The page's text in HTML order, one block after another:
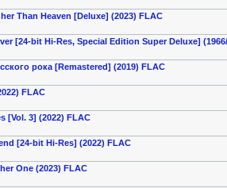
Than Heaven [Deluxe] (2023) FLAC
[24-bit Hi-Res, Special Edition Super Deluxe]
рока [Remastered] (2019) FLAC
FLAC
[Vol. 3] (2022) FLAC
[24-bit Hi-Res] (2022) FLAC
One (2023) FLAC